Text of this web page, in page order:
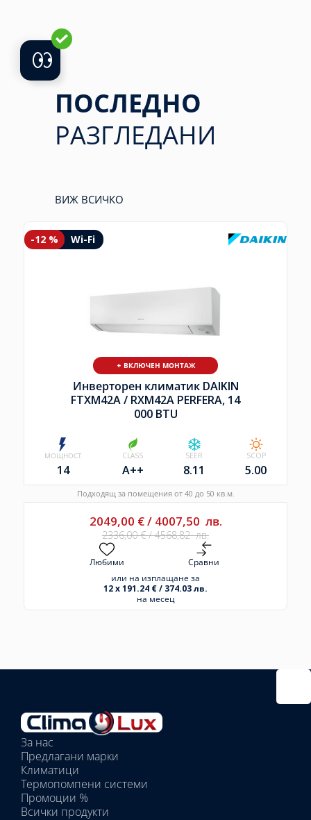
ПОСЛЕДНО
РАЗГЛЕДАНИ
ВИЖ ВСИЧКО
-12 % Wi-Fi
+ ВКЛЮЧЕН МОНТАЖ
Инверторен климатик DAIKIN
FTXM42A / RXM42A PERFERA, 14
000 BTU
МОЩНОСТ
14
CLASS
A++
SEER
8.11
SCOP
5.00
Подходящ за помещения от 40 до 50 кв.м.
2049,00 €/ 4007,50 лв.
2336,00€/4568,82лв.
Любими
Сравни
или на изплащане за
12 x 191.24 € / 374.03 лв.
на месец
Избрани
вътрешни
тела:
Избрано
тяло:
За нас
Предлагани марки
Климатици
Термопомпени системи
Промоции %
Всички продукти